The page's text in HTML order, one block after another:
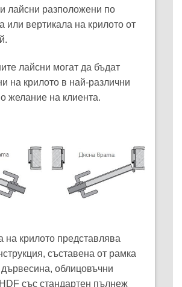
лайсни разположени по
или вертикала на крилото от
лайсни могат да бъдат
на крилото в най-различни
желание на клиента.
на крилото представлява
съставена от рамка
облицовъчни
със стандартен пълнеж